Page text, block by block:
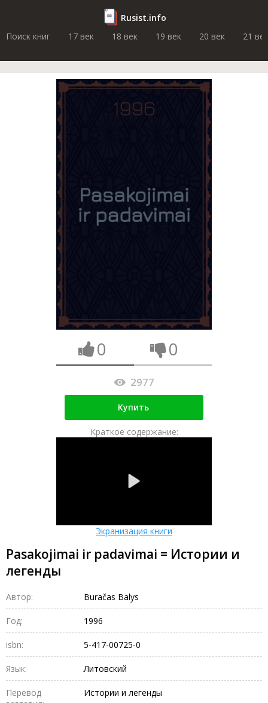
Rusist.info
Поиск книг
17 век 18 век 19 век 20 век 21 век
0 0
2977
Купить
Краткое содержание:
Экранизация книги
Pasakojimai ir padavimai = Истории и
легенды
Автор: Buračas Balys
Год: 1996
isbn: 5-417-00725-0
Язык: Литовский
Перевод
Истории и легенды